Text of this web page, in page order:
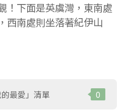
！下面是英虞灣，東南處
西南處則坐落著紀伊山
最愛」清單 0